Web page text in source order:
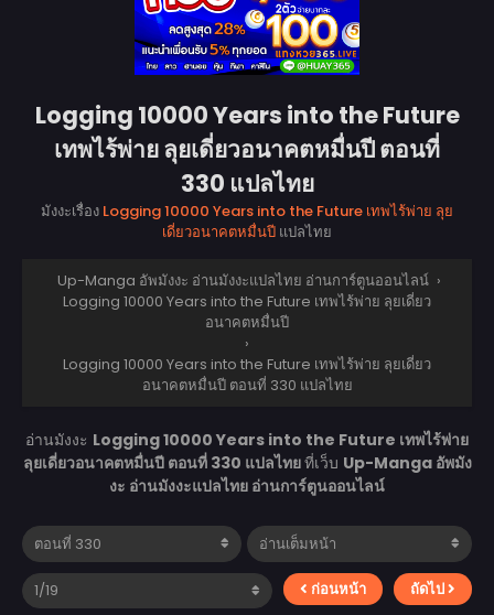
Logging 10000 Years into the Future
เทพไร้พ่าย ลุยเดี่ยวอนาคตหมื่นปี ตอนที่
330 แปลไทย
มังงะเรื่อง Logging 10000 Years into the Future เทพไร้พ่าย ลุย
เดี่ยวอนาคตหมื่นปี แปลไทย
Up-Manga อัพมังงะ อ่านมังงะแปลไทย อ่านการ์ตูนออนไลน์ ›
Logging 10000 Years into the Future เทพไร้พ่าย ลุยเดี่ยว
อนาคตหมื่นปี
›
Logging 10000 Years into the Future เทพไร้พ่าย ลุยเดี่ยว
อนาคตหมื่นปี ตอนที่ 330 แปลไทย
อ่านมังงะ Logging 10000 Years into the Future เทพไร้พ่าย
ลุยเดี่ยวอนาคตหมื่นปี ตอนที่ 330 แปลไทยที่เว็บ Up-Manga อัพมัง
งะ อ่านมังงะแปลไทย อ่านการ์ตูนออนไลน์
ก่อนหน้า ถัดไป